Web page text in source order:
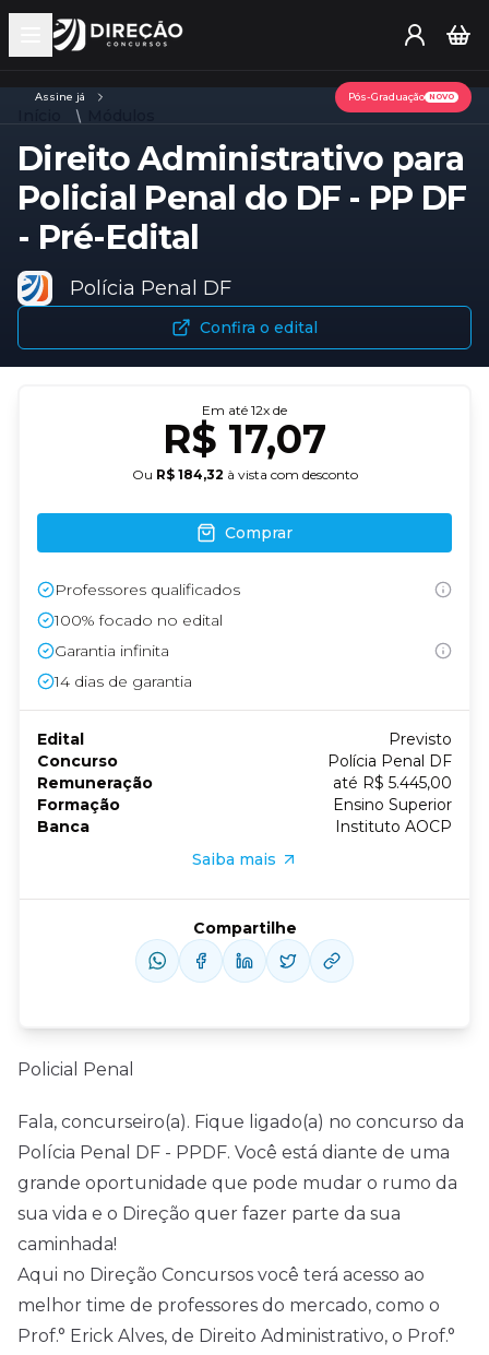
Open main menu
Assine já Pós-Graduação NOVO
Direito Administrativo para
Policial Penal do DF - PP DF
- Pré-Edital
Polícia Penal DF
Confira o edital
Policial Penal
Fala, concurseiro(a). Fique ligado(a) no concurso da
Polícia Penal DF - PPDF. Você está diante de uma
grande oportunidade que pode mudar o rumo da
sua vida e o Direção quer fazer parte da sua
caminhada!
Aqui no Direção Concursos você terá acesso ao
melhor time de professores do mercado, como o
Prof.° Erick Alves, de Direito Administrativo, o Prof.°
Em até 12x de
R$ 17,07
Ou R$ 184,32 à vista com desconto
Comprar
Professores qualificados
100% focado no edital
Garantia infinita
14 dias de garantia
Edital
Previsto
Concurso
Polícia Penal DF
Remuneração
até R$ 5.445,00
Formação
Ensino Superior
Banca
Instituto AOCP
Saiba mais
Compartilhe